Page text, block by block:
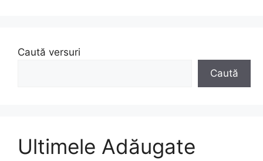
Caută versuri
Caută
Ultimele Adăugate